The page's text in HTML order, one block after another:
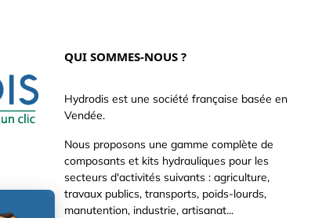
QUI SOMMES-NOUS ?
Hydrodis est une société française basée en
Vendée.
Nous proposons une gamme complète de
composants et kits hydrauliques pour les
secteurs d'activités suivants : agriculture,
travaux publics, transports, poids-lourds,
manutention, industrie, artisanat...